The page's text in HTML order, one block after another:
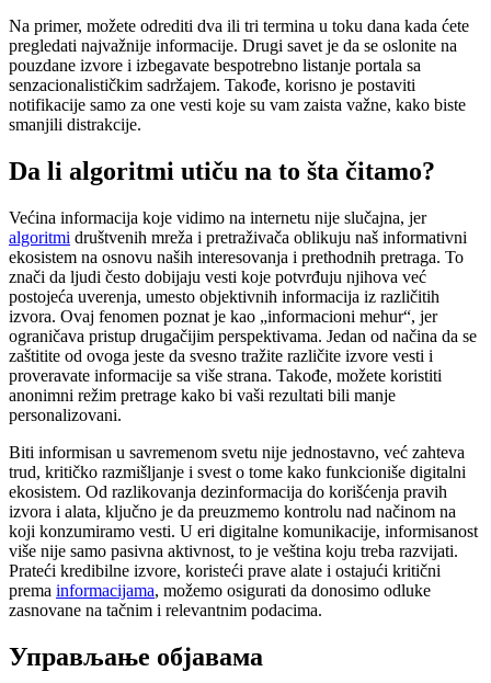
Na primer, možete odrediti dva ili tri termina u toku dana kada ćete
pregledati najvažnije informacije. Drugi savet je da se oslonite na
pouzdane izvore i izbegavate bespotrebno listanje portala sa
senzacionalističkim sadržajem. Takođe, korisno je postaviti
notifikacije samo za one vesti koje su vam zaista važne, kako biste
smanjili distrakcije.
Da li algoritmi utiču na to šta čitamo?
Većina informacija koje vidimo na internetu nije slučajna, jer
algoritmi društvenih mreža i pretraživača oblikuju naš informativni
ekosistem na osnovu naših interesovanja i prethodnih pretraga. To
znači da ljudi često dobijaju vesti koje potvrđuju njihova već
postojeća uverenja, umesto objektivnih informacija iz različitih
izvora. Ovaj fenomen poznat je kao „informacioni mehur“, jer
ograničava pristup drugačijim perspektivama. Jedan od načina da se
zaštitite od ovoga jeste da svesno tražite različite izvore vesti i
proveravate informacije sa više strana. Takođe, možete koristiti
anonimni režim pretrage kako bi vaši rezultati bili manje
personalizovani.
Biti informisan u savremenom svetu nije jednostavno, već zahteva
trud, kritičko razmišljanje i svest o tome kako funkcioniše digitalni
ekosistem. Od razlikovanja dezinformacija do korišćenja pravih
izvora i alata, ključno je da preuzmemo kontrolu nad načinom na
koji konzumiramo vesti. U eri digitalne komunikacije, informisanost
više nije samo pasivna aktivnost, to je veština koju treba razvijati.
Prateći kredibilne izvore, koristeći prave alate i ostajući kritični
prema informacijama, možemo osigurati da donosimo odluke
zasnovane na tačnim i relevantnim podacima.
Управљање објавама